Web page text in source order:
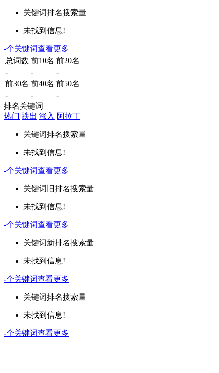
关键词排名搜索量
未找到信息!
-个关键词查看更多
总词数 前10名 前20名
-
-
-
前30名 前40名 前50名
-
-
-
排名关键词
热门 跌出 涨入 阿拉丁
关键词排名搜索量
未找到信息!
-个关键词查看更多
关键词 旧排名搜索量
未找到信息!
-个关键词查看更多
关键词新排名搜索量
未找到信息!
-个关键词查看更多
关键词排名搜索量
未找到信息!
-个关键词查看更多